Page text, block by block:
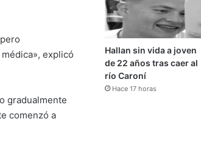
explicó
gradualmente
comenzó a
Hallan sin vida a joven
de 22 años tras caer al
río Caroní
Hace 17 horas